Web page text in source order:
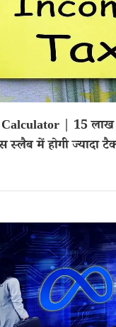
| 15 लाख
स्लैब में होगी ज्यादा